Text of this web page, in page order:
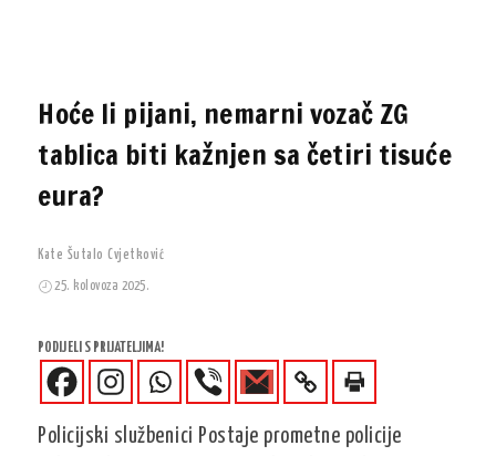
Hoće li pijani, nemarni vozač ZG
tablica biti kažnjen sa četiri tisuće
eura?
Kate Šutalo Cvjetković
25. kolovoza 2025.
PODIJELI S PRIJATELJIMA!
Policijski službenici Postaje prometne policije